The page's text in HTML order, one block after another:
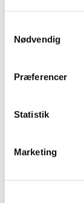
Nødvendig
Præferencer
Statistik
Marketing